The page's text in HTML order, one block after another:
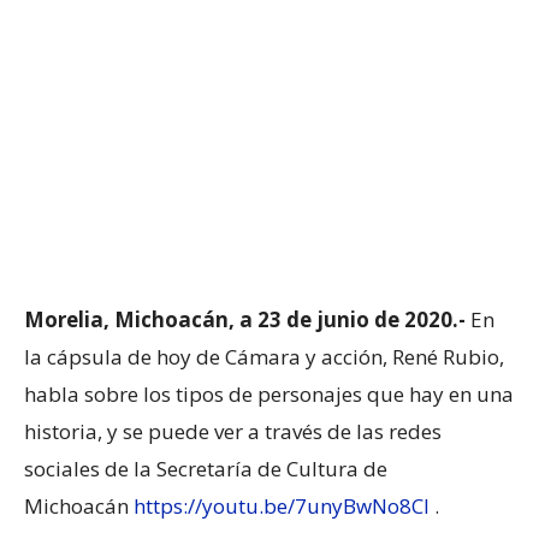
Morelia, Michoacán, a 23 de junio de 2020.- En
la cápsula de hoy de Cámara y acción, René Rubio,
habla sobre los tipos de personajes que hay en una
historia, y se puede ver a través de las redes
sociales de la Secretaría de Cultura de
Michoacán https://youtu.be/7unyBwNo8CI .